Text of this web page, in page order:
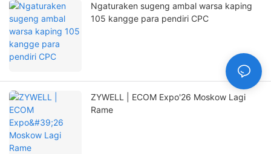
Ngaturaken sugeng ambal warsa kaping
105 kangge para pendiri CPC
ZYWELL | ECOM Expo'26 Moskow Lagi
Rame